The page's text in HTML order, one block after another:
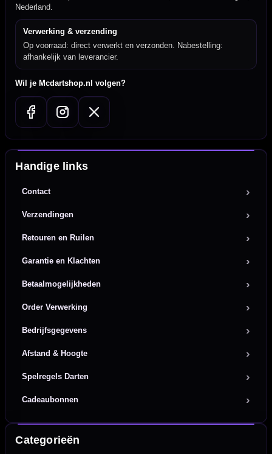
Nederland.
Verwerking & verzending
Op voorraad: direct verwerkt en verzonden. Nabestelling:
afhankelijk van leverancier.
Wil je Mcdartshop.nl volgen?
Handige links
Contact
Verzendingen
Retouren en Ruilen
Garantie en Klachten
Betaalmogelijkheden
Order Verwerking
Bedrijfsgegevens
Afstand & Hoogte
Spelregels Darten
Cadeaubonnen
Categorieën